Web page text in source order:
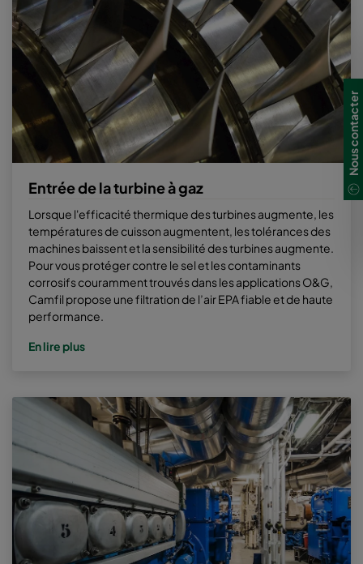
Entrée de la turbine à gaz
Lorsque l'efficacité thermique des turbines augmente, les
températures de cuisson augmentent, les tolérances des
machines baissent et la sensibilité des turbines augmente.
Pour vous protéger contre le sel et les contaminants
corrosifs couramment trouvés dans les applications O&G,
Camfil propose une filtration de l’air EPA fiable et de haute
performance.
En lire plus
Nous contacter